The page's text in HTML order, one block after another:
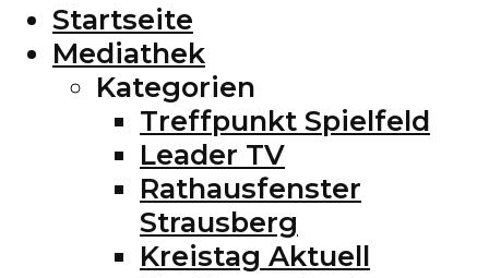
Startseite
Mediathek
Kategorien
Treffpunkt Spielfeld
Leader TV
Rathausfenster
Strausberg
Kreistag Aktuell